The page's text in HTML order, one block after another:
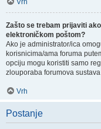
Vrh
Zašto se trebam prijaviti
elektroničkom poštom?
Ako je administrator/ica
korisnicima/ama foruma
opciju mogu koristiti samo
zlouporaba forumova
Vrh
Postanje